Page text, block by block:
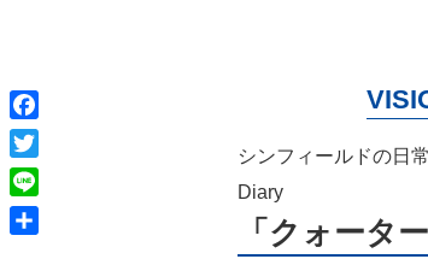
シンフィールドの日常
Diary
「クォータ
Facebook
Twitter
Line